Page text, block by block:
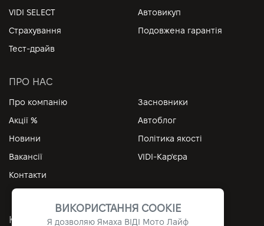
VIDI SELECT
Автовикуп
Страхування
Подовжена гарантія
Тест-драйв
ПРО НАС
Про компанію
Засновники
Акції %
Автоблог
Новини
Політика якості
Вакансії
VIDI-Кар'єра
Контакти
КОРИСНІ ПОСИЛАННЯ
ВИКОРИСТАННЯ COOKIE
Я дозволяю Ямаха ВІДІ Мото Лайф